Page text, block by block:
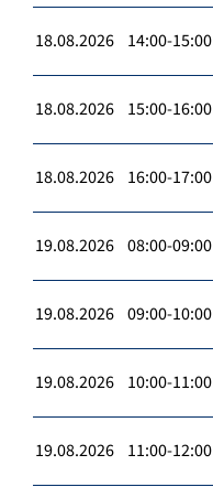
18.08.2026 14:00-15:00
18.08.2026 15:00-16:00
18.08.2026 16:00-17:00
19.08.2026 08:00-09:00
19.08.2026 09:00-10:00
19.08.2026 10:00-11:00
19.08.2026 11:00-12:00